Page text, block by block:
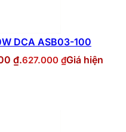
DCA ASB03-100
₫.627.000 ₫Giá hiện